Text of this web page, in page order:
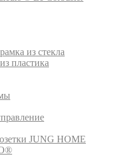
из стекла
пластика
JUNG HOME